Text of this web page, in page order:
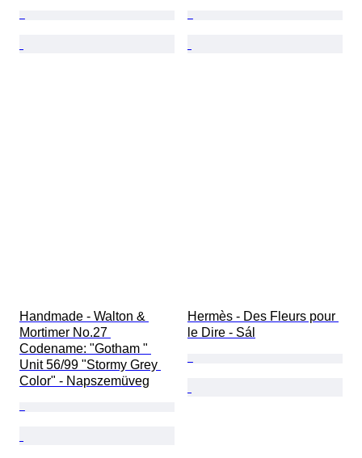
Handmade - Walton &
Mortimer No.27
Codename: "Gotham "
Unit 56/99 "Stormy Grey
Color" - Napszemüveg
Hermès - Des Fleurs pour
le Dire - Sál